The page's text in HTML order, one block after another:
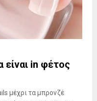
in φέτος
μέχρι τα μπρονζέ